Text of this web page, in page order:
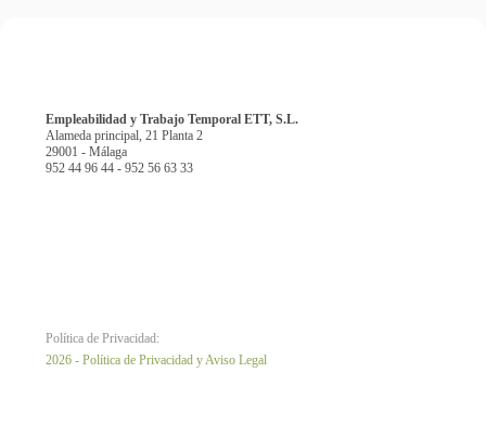
Empleabilidad y Trabajo Temporal ETT, S.L.
Alameda principal, 21 Planta 2
29001 - Málaga
952 44 96 44 - 952 56 63 33
Política de Privacidad:
2026 - Política de Privacidad y Aviso Legal